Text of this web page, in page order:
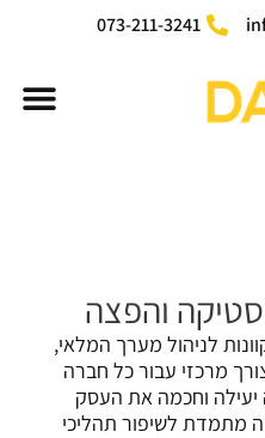
073-211-3241
והפצה
לניהול מערך המלאי,
מרכזי עבור כל חברה
יעילה וחכמה את העסק
מתמדת לשיפור תהליכי